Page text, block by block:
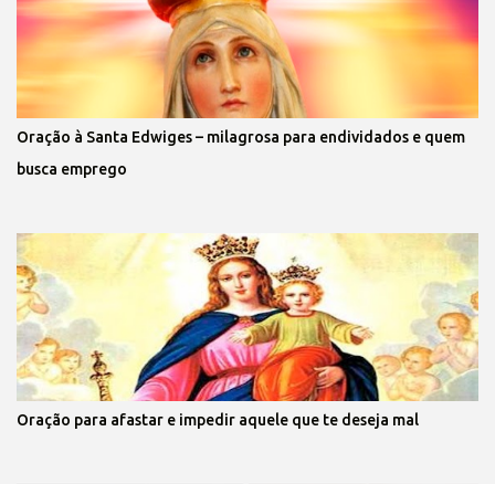
Oração à Santa Edwiges – milagrosa para endividados e quem
busca emprego
Oração para afastar e impedir aquele que te deseja mal